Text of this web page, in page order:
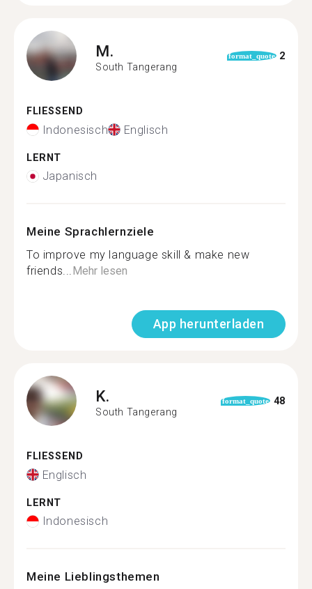
M.
South Tangerang
format_quote 2
FLIESSEND
Indonesisch Englisch
LERNT
Japanisch
Meine Sprachlernziele
To improve my language skill & make new
friends...Mehr lesen
App herunterladen
K.
South Tangerang
format_quote 48
FLIESSEND
Englisch
LERNT
Indonesisch
Meine Lieblingsthemen